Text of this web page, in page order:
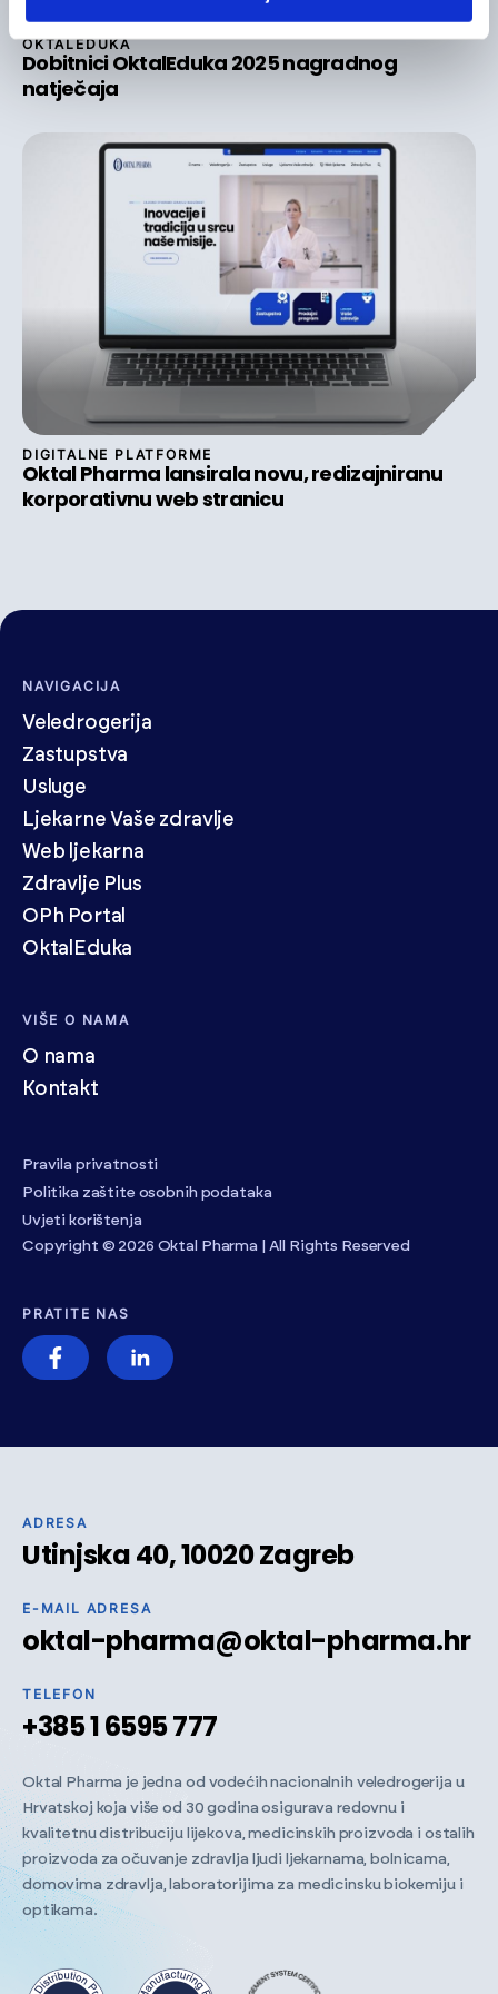
OKTALEDUKA
Dobitnici OktalEduka 2025 nagradnog
natječaja
DIGITALNE PLATFORME
Oktal Pharma lansirala novu, redizajniranu
korporativnu web stranicu
ADRESA
Utinjska 40, 10020 Zagreb
E-MAIL ADRESA
oktal-pharma@oktal-pharma.hr
TELEFON
+385 1 6595 777
Oktal Pharma je jedna od vodećih nacionalnih veledrogerija u
Hrvatskoj koja više od 30 godina osigurava redovnu i
kvalitetnu distribuciju lijekova, medicinskih proizvoda i ostalih
proizvoda za očuvanje zdravlja ljudi ljekarnama, bolnicama,
domovima zdravlja, laboratorijima za medicinsku biokemiju i
optikama.
NAVIGACIJA
Veledrogerija
Zastupstva
Usluge
Ljekarne Vaše zdravlje
Web ljekarna
Zdravlje Plus
OPh Portal
OktalEduka
VIŠE O NAMA
O nama
Kontakt
Pravila privatnosti
Politika zaštite osobnih podataka
Uvjeti korištenja
Copyright © 2026 Oktal Pharma | All Rights Reserved
PRATITE NAS